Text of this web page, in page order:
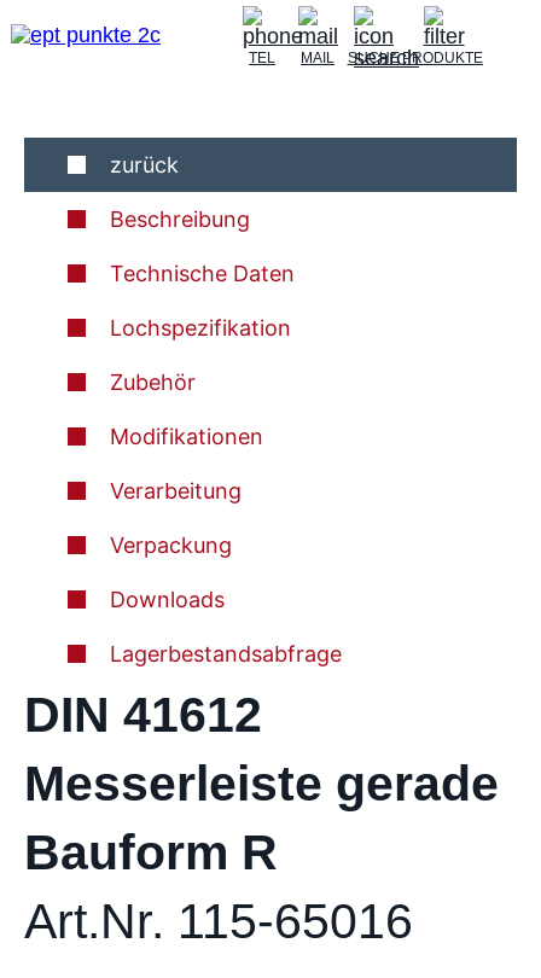
TEL MAIL SUCHEPRODUKTE
zurück
Beschreibung
Technische Daten
Lochspezifikation
Zubehör
Modifikationen
Verarbeitung
Verpackung
Downloads
Lagerbestandsabfrage
DIN 41612
Messerleiste gerade
Bauform R
Art.Nr. 115-65016